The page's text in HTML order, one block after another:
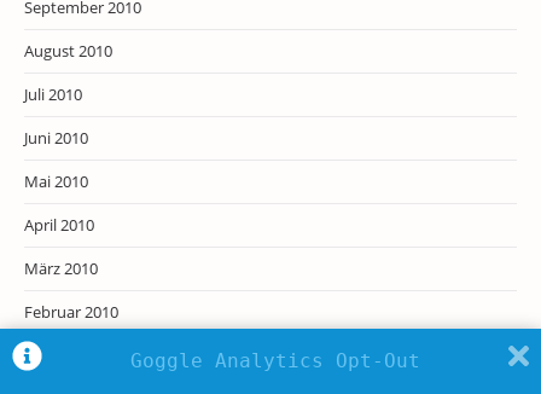
September 2010
August 2010
Juli 2010
Juni 2010
Mai 2010
April 2010
März 2010
Februar 2010
Januar 2010
Goggle Analytics Opt-Out